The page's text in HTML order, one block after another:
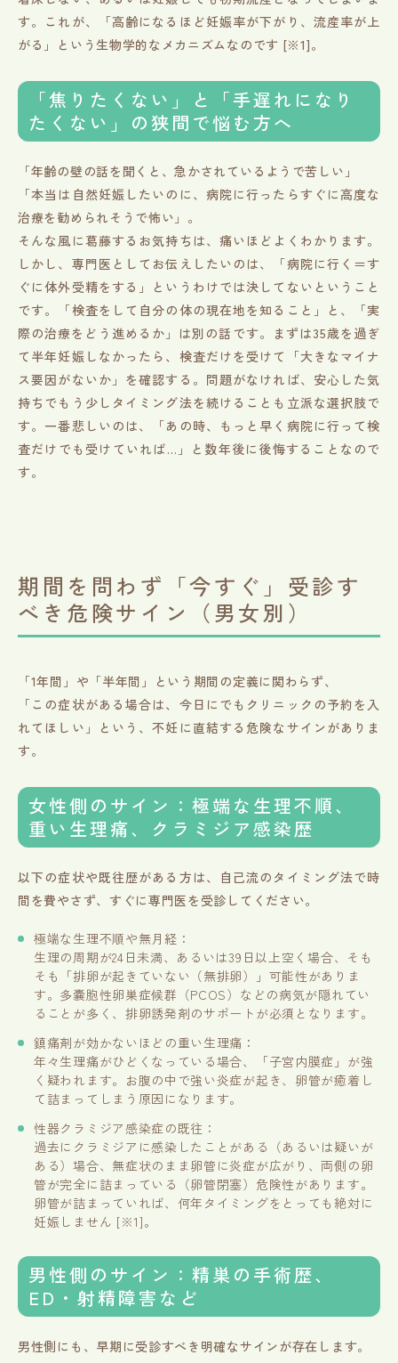
す。これが、「高齢になるほど妊娠率が下がり、流産率が上
がる」という生物学的なメカニズムなのです [※1]。
「焦りたくない」と「手遅れになり
たくない」の狭間で悩む方へ
「年齢の壁の話を聞くと、急かされているようで苦しい」
「本当は自然妊娠したいのに、病院に行ったらすぐに高度な
治療を勧められそうで怖い」。
そんな風に葛藤するお気持ちは、痛いほどよくわかります。
しかし、専門医としてお伝えしたいのは、「病院に行く＝す
ぐに体外受精をする」というわけでは決してないということ
です。「検査をして自分の体の現在地を知ること」と、「実
際の治療をどう進めるか」は別の話です。まずは35歳を過ぎ
て半年妊娠しなかったら、検査だけを受けて「大きなマイナ
ス要因がないか」を確認する。問題がなければ、安心した気
持ちでもう少しタイミング法を続けることも立派な選択肢で
す。一番悲しいのは、「あの時、もっと早く病院に行って検
査だけでも受けていれば…」と数年後に後悔することなので
す。
期間を問わず「今すぐ」受診す
べき危険サイン（男女別）
「1年間」や「半年間」という期間の定義に関わらず、
「この症状がある場合は、今日にでもクリニックの予約を入
れてほしい」という、不妊に直結する危険なサインがありま
す。
女性側のサイン：極端な生理不順、
重い生理痛、クラミジア感染歴
以下の症状や既往歴がある方は、自己流のタイミング法で時
間を費やさず、すぐに専門医を受診してください。
極端な生理不順や無月経：
生理の周期が24日未満、あるいは39日以上空く場合、そも
そも「排卵が起きていない（無排卵）」可能性がありま
す。多嚢胞性卵巣症候群（PCOS）などの病気が隠れてい
ることが多く、排卵誘発剤のサポートが必須となります。
鎮痛剤が効かないほどの重い生理痛：
年々生理痛がひどくなっている場合、「子宮内膜症」が強
く疑われます。お腹の中で強い炎症が起き、卵管が癒着し
て詰まってしまう原因になります。
性器クラミジア感染症の既往：
過去にクラミジアに感染したことがある（あるいは疑いが
ある）場合、無症状のまま卵管に炎症が広がり、両側の卵
管が完全に詰まっている（卵管閉塞）危険性があります。
卵管が詰まっていれば、何年タイミングをとっても絶対に
妊娠しません [※1]。
男性側のサイン：精巣の手術歴、
ED・射精障害など
男性側にも、早期に受診すべき明確なサインが存在します。